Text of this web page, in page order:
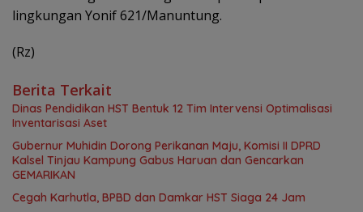
lingkungan Yonif 621/Manuntung.
(Rz)
Berita Terkait
Dinas Pendidikan HST Bentuk 12 Tim Intervensi Optimalisasi
Inventarisasi Aset
Gubernur Muhidin Dorong Perikanan Maju, Komisi II DPRD
Kalsel Tinjau Kampung Gabus Haruan dan Gencarkan
GEMARIKAN
Cegah Karhutla, BPBD dan Damkar HST Siaga 24 Jam